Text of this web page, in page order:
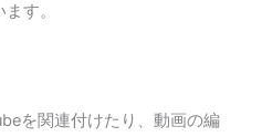
す。
を関連付けたり、動画の編